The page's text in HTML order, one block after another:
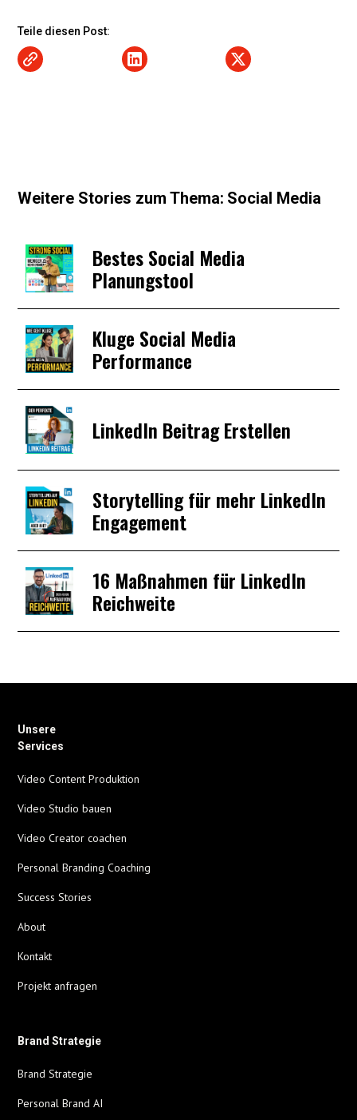
Teile diesen Post:
Weitere Stories zum Thema: Social Media
Bestes Social Media
Planungstool
Kluge Social Media
Performance
LinkedIn Beitrag Erstellen
Storytelling für mehr LinkedIn
Engagement
16 Maßnahmen für LinkedIn
Reichweite
Unsere
Services
Video Content Produktion
Video Studio bauen
Video Creator coachen
Personal Branding Coaching
Success Stories
About
Kontakt
Projekt anfragen
Brand Strategie
Brand Strategie
Personal Brand AI